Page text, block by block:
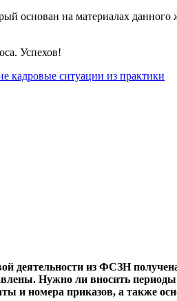
основан на материалах
Успехов!
кадровые ситуации из практики
деятельности из ФСЗН
Нужно ли вносить
и номера приказов, а также